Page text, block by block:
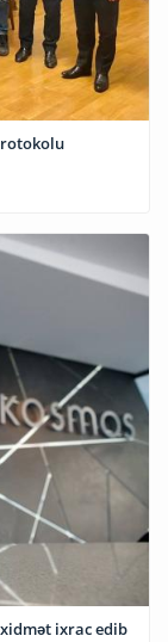
ixrac edib